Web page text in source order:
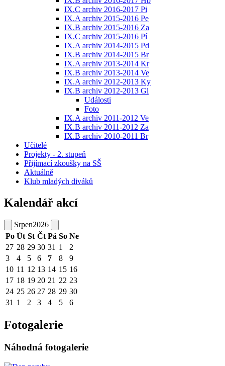
IX.C archiv 2016-2017 Pi
IX.A archiv 2015-2016 Pe
IX.B archiv 2015-2016 Za
IX.C archiv 2015-2016 Pí
IX.A archiv 2014-2015 Pd
IX.B archiv 2014-2015 Br
IX.A archiv 2013-2014 Kr
IX.B archiv 2013-2014 Ve
IX.A archiv 2012-2013 Ky
IX.B archiv 2012-2013 Gl
Události
Foto
IX.A archiv 2011-2012 Ve
IX.B archiv 2011-2012 Za
IX.B archiv 2010-2011 Br
Učitelé
Projekty - 2. stupeň
Přijímací zkoušky na SŠ
Aktuálně
Klub mladých diváků
Kalendář akcí
Srpen2026
Po Út St Čt Pá So Ne
27 28 29 30 31 1
2
3
4 5 6 7 8
9
10 11 12 13 14 15 16
17 18 19 20 21 22 23
24 25 26 27 28 29 30
31 1 2 3 4 5 6
Fotogalerie
Náhodná fotogalerie